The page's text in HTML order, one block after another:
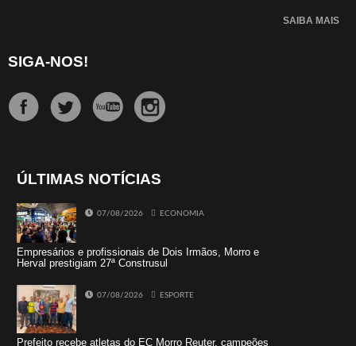
SAIBA MAIS
SIGA-NOS!
ÚLTIMAS NOTÍCIAS
07/08/2026 ECONOMIA
Empresários e profissionais de Dois Irmãos, Morro e
Herval prestigiam 27ª Construsul
07/08/2026 ESPORTE
Prefeito recebe atletas do EC Morro Reuter, campeões